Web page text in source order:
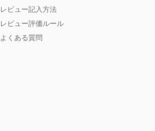
レビュー記入方法
レビュー評価ルール
よくある質問